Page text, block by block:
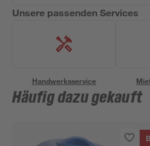
Unsere passenden Services
Handwerksservice
Häufig dazu gekauft